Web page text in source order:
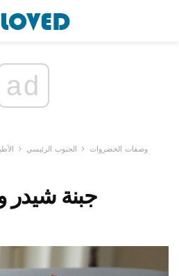
ad
وصفات الخضروات الجنوب الرئيسي
جبنة